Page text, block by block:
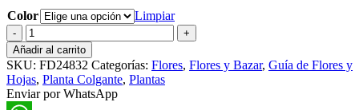
Color
Limpiar
Planta
Colgante
Mini
Hoja
88cm
cantidad
Añadir al carrito
SKU: FD24832 Categorías: Flores, Flores y Bazar, Guía de Flores y
Hojas, Planta Colgante, Plantas
Enviar por WhatsApp